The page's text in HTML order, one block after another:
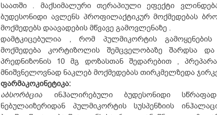
საათში . მაქსიმალური თერაპიული ეფექტი
ბუდესონიდი ავლენს პროფილაქტიკურ მოქმედებას
მოქმედებს დაავადების მწვავე გამოვლენაზე .
დამტკიცებულია , რომ პულმიკორტის
მოქმედება კორტიზოლის შემცველობაზე შარდსა
პრედნიზონის 10 მგ დოზასთან შედარებით ,
მნიშვნელოვნად ნაკლებ მოქმედებას თირკმელზედა
ფარმაკოკინეტიკა:
აბსორბცია ინჰალირებული ბუდესონიდი
ნებულაიზერიდან პულმიკორტის სუსპენზიის